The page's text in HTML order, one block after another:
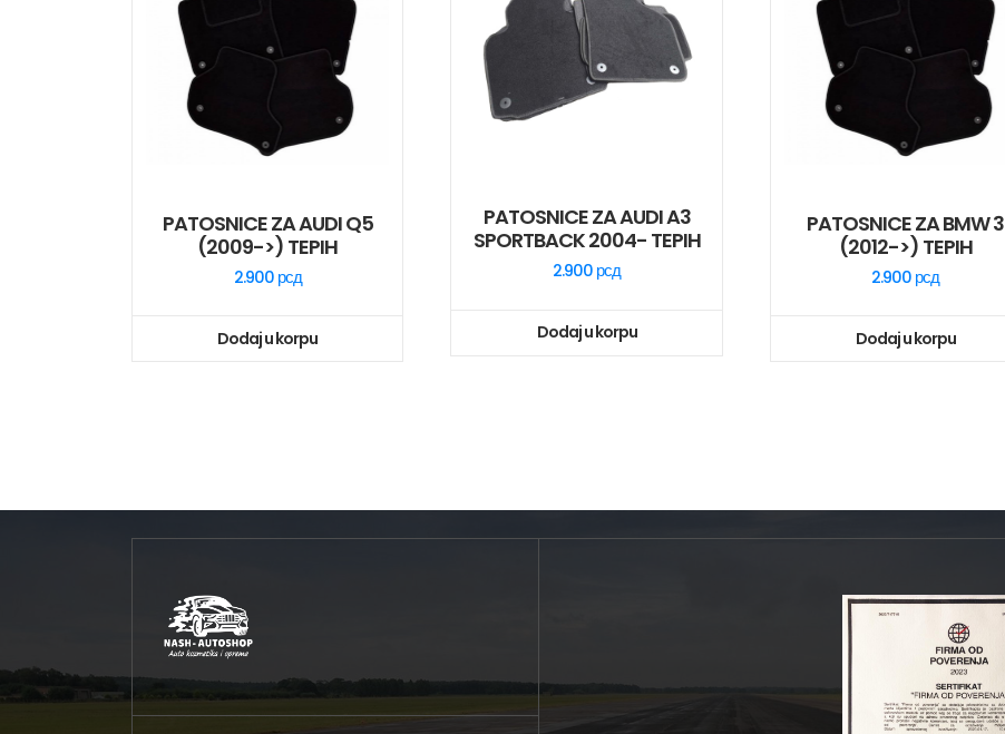
PATOSNICE ZA AUDI Q5
(2009->) TEPIH
2.900 рсд
Dodaj u korpu
PATOSNICE ZA AUDI A3
SPORTBACK 2004- TEPIH
2.900 рсд
Dodaj u korpu
PATOSNICE ZA BMW 3
(2012->) TEPIH
2.900 рсд
Dodaj u korpu